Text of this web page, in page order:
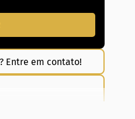
Entre em contato!